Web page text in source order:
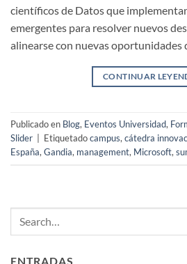
científicos de Datos que
emergentes para resolver nuevos
alinearse con nuevas oportunidades
CONTINUAR
Publicado en Blog, Eventos Universidad,
Slider
Etiquetadocampus,cátedra
España,Gandia, management, Microsoft,
ENTRADAS